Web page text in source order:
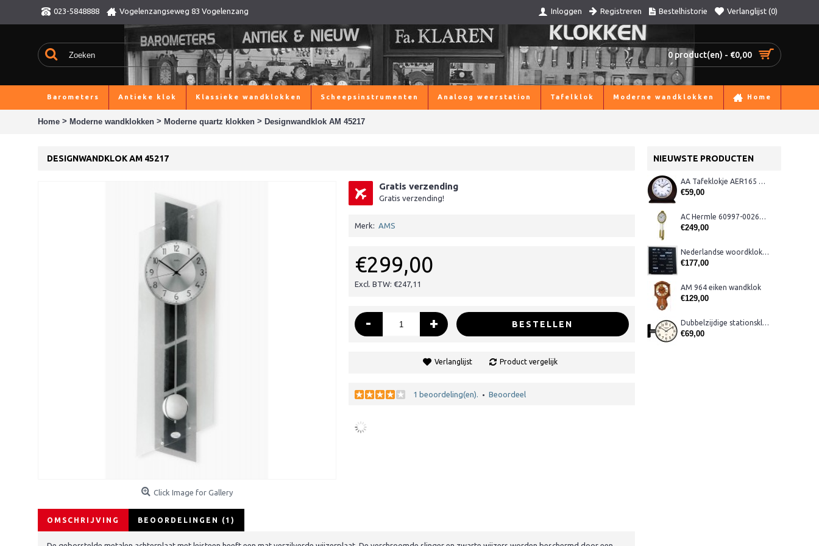
023-5848888 Vogelenzangseweg 83 Vogelenzang Inloggen Registreren Bestelhistorie Verlanglijst (0)
0 product(en) - €0,00
Barometers Antieke klok Klassieke wandklokken Scheepsinstrumenten Analoog weerstation Tafelklok Moderne wandklokken Home
Home > Moderne wandklokken > Moderne quartz klokken > Designwandklok AM 45217
NIEUWSTE PRODUCTEN
AA Tafeklokje AER165 noten
€59,00
AC Hermle 60997-00261 wandklok
€249,00
Nederlandse woordklok zwart AMS 1265
€177,00
AM 964 eiken wandklok
€129,00
Dubbelzijdige stationsklok metaal 1879
€69,00
DESIGNWANDKLOK AM 45217
Click Image for Gallery
Gratis verzending
Gratis verzending!
Merk: AMS
€299,00
Excl. BTW: €247,11
- + BESTELLEN
Verlanglijst Product vergelijk
1 beoordeling(en). • Beoordeel
OMSCHRIJVING BEOORDELINGEN (1)